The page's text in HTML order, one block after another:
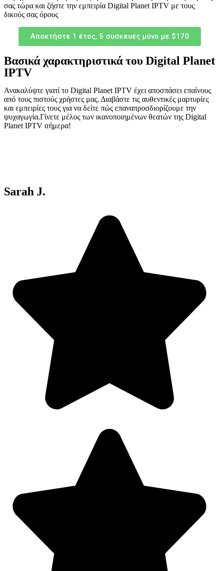
σας τώρα και ζήστε την εμπειρία Digital Planet IPTV με τους
δικούς σας όρους
Αποκτήστε 1 έτος, 5 συσκευές μόνο με $170
Βασικά χαρακτηριστικά του Digital Planet
IPTV
Ανακαλύψτε γιατί το Digital Planet IPTV έχει αποσπάσει επαίνους
από τους πιστούς χρήστες μας. Διαβάστε τις αυθεντικές μαρτυρίες
και εμπειρίες τους για να δείτε πώς επαναπροσδιορίζουμε την
ψυχαγωγία.Γίνετε μέλος των ικανοποιημένων θεατών της Digital
Planet IPTV σήμερα!
Sarah J.